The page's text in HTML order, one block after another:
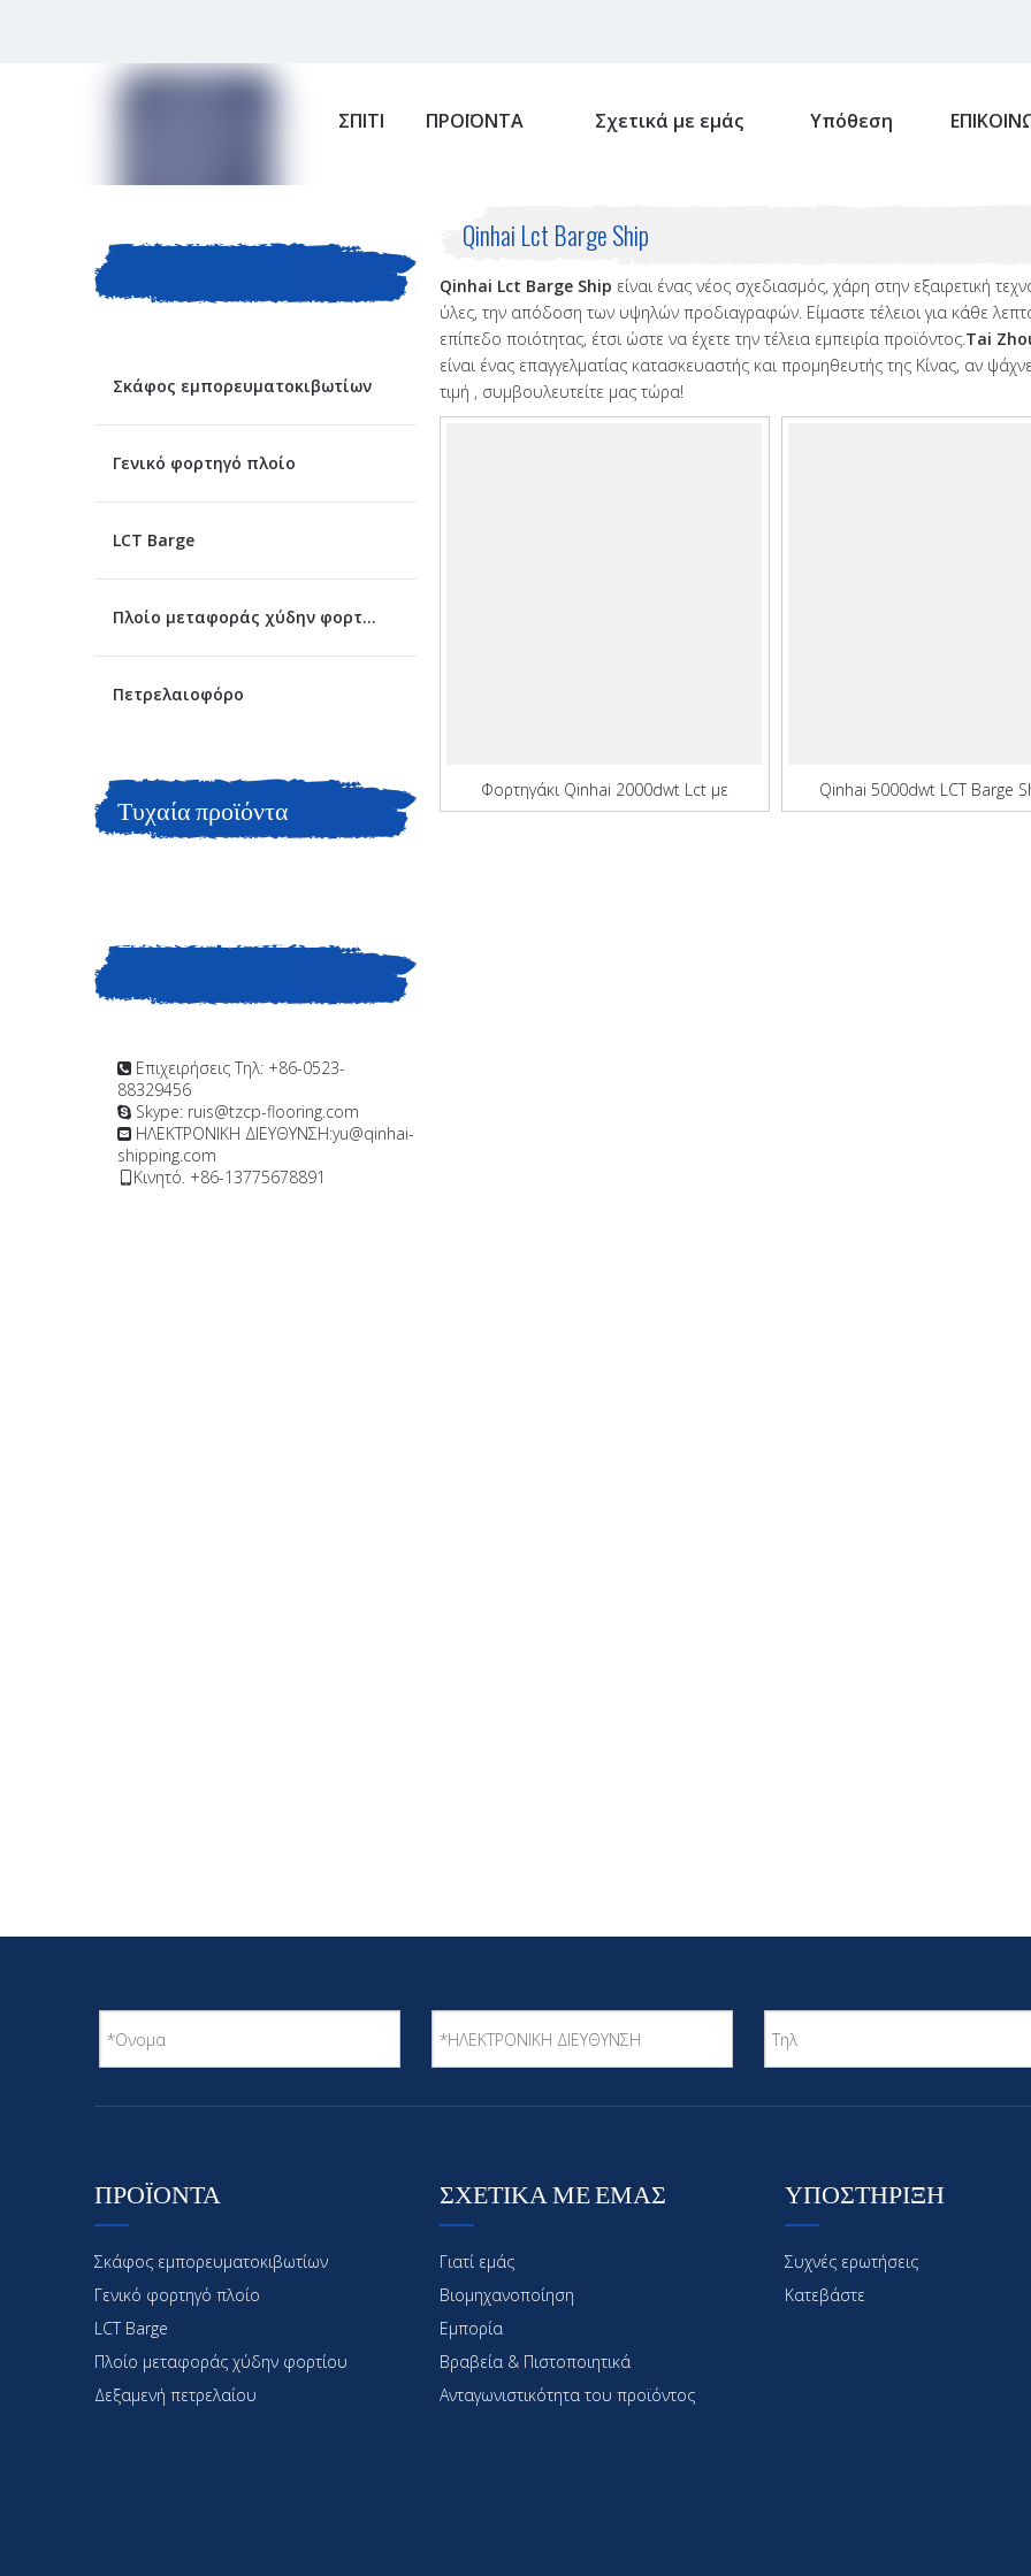
ΣΠΙΤΙ ΠΡΟΪΟΝΤΑ Σχετικά με εμάς Υπόθεση
ΚΑΤΗΓΟΡΙΑ
ΠΡΟΙΟΝΤΟΣ
Σκάφος εμπορευματοκιβωτίων
Γενικό φορτηγό πλοίο
LCT Barge
Πλοίο μεταφοράς χύδην φορτίου
Πετρελαιοφόρο
Τυχαία προϊόντα
ΕΠΙΚΟΙΝΩΝΗΣΤΕ ΜΑΖΙ
ΜΑΣ
 Επιχειρήσεις Τηλ: +86-0523-
88329456
 Skype: ruis@tzcp-flooring.com
 ΗΛΕΚΤΡΟΝΙΚΗ ΔΙΕΥΘΥΝΣΗ:yu@qinhai-
shipping.com
Κινητό. +86-13775678891
Qinhai Lct Barge Ship
Qinhai Lct Barge Ship είναι ένας νέος σχεδιασμός, χάρη στην εξαιρετική
ύλες, την απόδοση των υψηλών προδιαγραφών. Είμαστε τέλειοι για κάθε
επίπεδο ποιότητας, έτσι ώστε να έχετε την τέλεια εμπειρία προϊόντος.Tai
είναι ένας επαγγελματίας κατασκευαστής και προμηθευτής της Κίνας, αν
τιμή , συμβουλευτείτε μας τώρα!
Φορτηγάκι Qinhai 2000dwt Lct με
σύντομο χρόνο ναυπήγησης
Qinhai 5000dwt LCT Barge
σύντομο χρόνο
ΠΡΟΪΟΝΤΑ
Σκάφος εμπορευματοκιβωτίων
Γενικό φορτηγό πλοίο
LCT Barge
Πλοίο μεταφοράς χύδην φορτίου
Δεξαμενή πετρελαίου
ΣΧΕΤΙΚΑ ΜΕ ΕΜΑΣ
Γιατί εμάς
Βιομηχανοποίηση
Εμπορία
Βραβεία & Πιστοποιητικά
Ανταγωνιστικότητα του προϊόντος
ΥΠΟΣΤΗΡΙΞΗ
Συχνές ερωτήσεις
Κατεβάστε